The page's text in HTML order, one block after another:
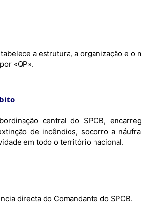
a estrutura, a organização e
«QP».
central do SPCB,
de incêndios, socorro a
em todo o território nacional.
directa do Comandante do SPCB.